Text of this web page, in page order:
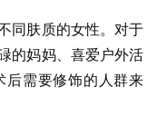
同肤质的女性。对于
的妈妈、喜爱户外活
后需要修饰的人群来